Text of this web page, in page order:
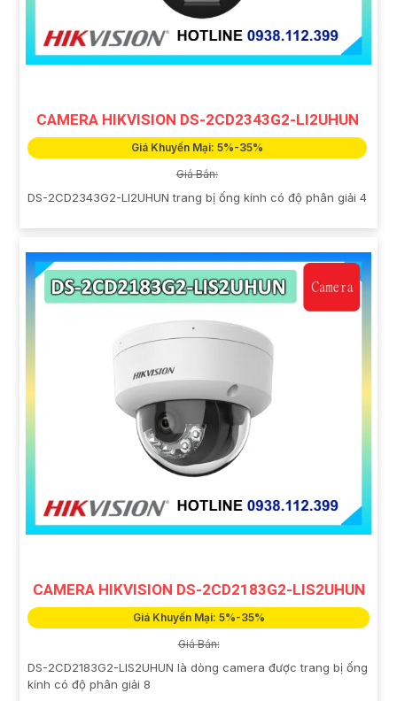
CAMERA HIKVISION DS-2CD2343G2-LI2UHUN
Giá Khuyến Mại: 5%-35%
Giá Bán:
DS-2CD2343G2-LI2UHUN trang bị ống kính có độ phân giải 4
CAMERA HIKVISION DS-2CD2183G2-LIS2UHUN
Giá Khuyến Mại: 5%-35%
Giá Bán:
DS-2CD2183G2-LIS2UHUN là dòng camera được trang bị ống
kính có độ phân giải 8